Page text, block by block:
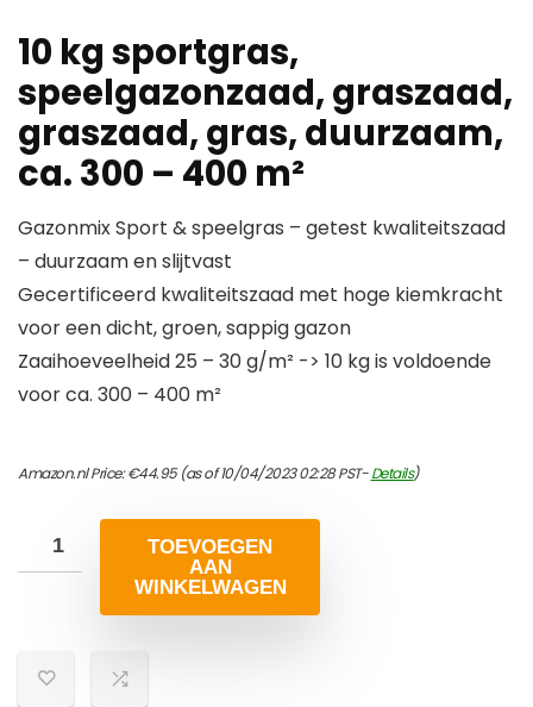
10 kg sportgras,
speelgazonzaad, graszaad,
graszaad, gras, duurzaam,
ca. 300 – 400 m²
Gazonmix Sport & speelgras – getest kwaliteitszaad
– duurzaam en slijtvast
Gecertificeerd kwaliteitszaad met hoge kiemkracht
voor een dicht, groen, sappig gazon
Zaaihoeveelheid 25 – 30 g/m² -> 10 kg is voldoende
voor ca. 300 – 400 m²
Amazon.nl Price:€44.95(as of 10/04/2023 02:28 PST-Details)
TOEVOEGEN
AAN
WINKELWAGEN